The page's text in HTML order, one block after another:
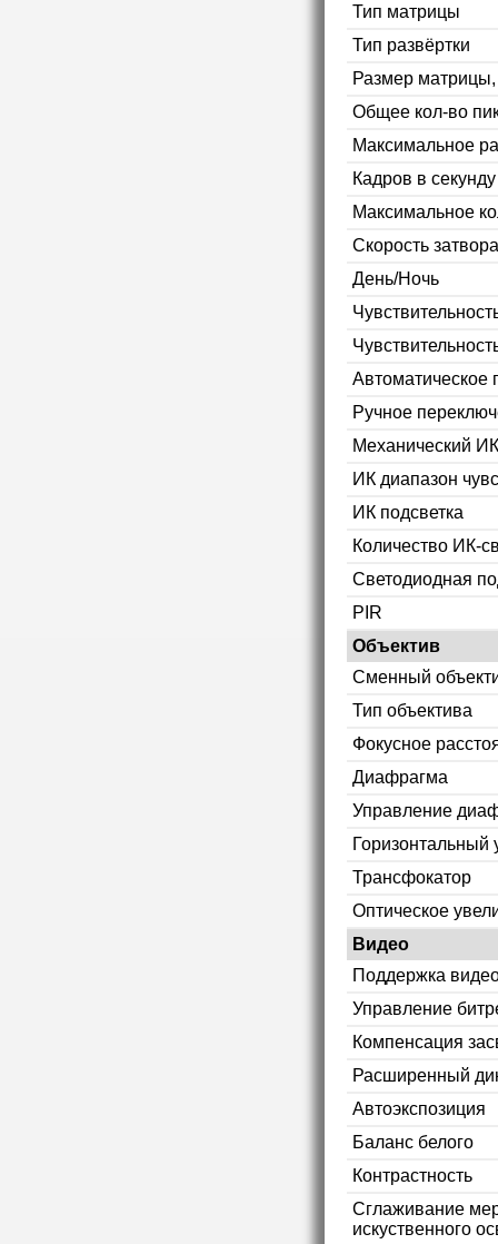
Тип матрицы
Тип развёртки
Размер
Общее кол-во
Максимальное
Кадров в
Максимальное
Скорость
День/Ночь
Автоматическое
Ручное
Механический
ИК диапазон
ИК подсветка
Количество ИК-
Светодиодная
PIR
Объектив
Сменный
Тип объектива
Фокусное
Диафрагма
Управление
Горизонтальный
Трансфокатор
Оптическое
Видео
Поддержка
Управление
Компенсация
Расширенный
Автоэкспозиция
Баланс белого
Контрастность
Сглаживание
искуственного